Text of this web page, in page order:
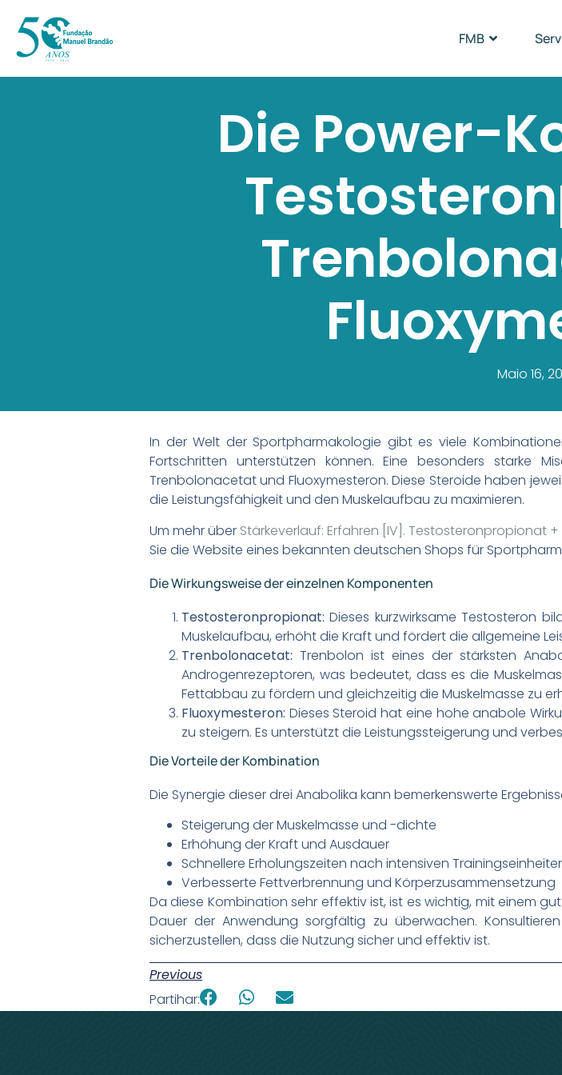
FMB
Die Power-
Maio 16,
In der Welt der Sportpharmakologie gibt es viele
Fortschritten unterstützen können. Eine besonders starke
Trenbolonacetat und Fluoxymesteron. Diese Steroide haben
die Leistungsfähigkeit und den Muskelaufbau zu maximieren.
Um mehr über Stärkeverlauf: Erfahren [IV]. Testosteronpropionat
Sie die Website eines bekannten deutschen Shops für
Die Wirkungsweise der einzelnen Komponenten
Testosteronpropionat: Dieses kurzwirksame Testosteron
Muskelaufbau, erhöht die Kraft und fördert die allgemeine
Trenbolonacetat: Trenbolon ist eines der stärksten
Androgenrezeptoren, was bedeutet, dass es die
Fettabbau zu fördern und gleichzeitig die Muskelmasse zu
Fluoxymesteron: Dieses Steroid hat eine hohe anabole
zu steigern. Es unterstützt die Leistungssteigerung und
Die Vorteile der Kombination
Die Synergie dieser drei Anabolika kann bemerkenswerte
Steigerung der Muskelmasse und -dichte
Erhöhung der Kraft und Ausdauer
Schnellere Erholungszeiten nach intensiven
Verbesserte Fettverbrennung und Körperzusammensetzung
Da diese Kombination sehr effektiv ist, ist es wichtig, mit einem
Dauer der Anwendung sorgfältig zu überwachen.
sicherzustellen, dass die Nutzung sicher und effektiv ist.
Previous
Partihar: